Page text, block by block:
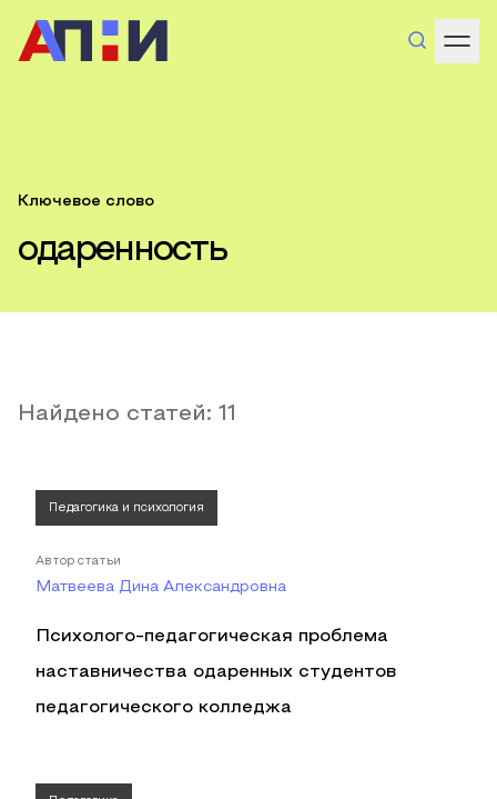
Ключевое слово
одаренность
Найдено статей: 11
Педагогика и психология
Автор статьи
Матвеева Дина Александровна
Психолого-педагогическая проблема
наставничества одаренных студентов
педагогического колледжа